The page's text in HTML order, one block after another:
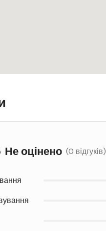
Не оцінено (0 відгуків)